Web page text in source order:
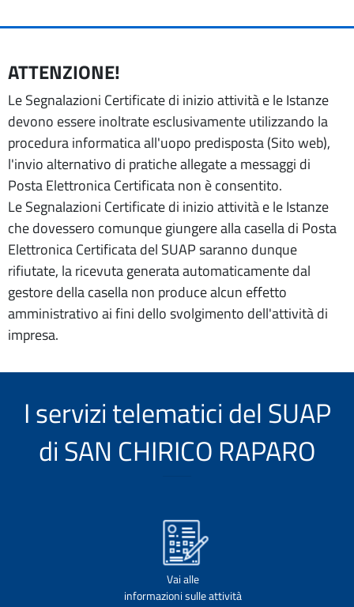
ATTENZIONE!
Le Segnalazioni Certificate di inizio attività e le Istanze
devono essere inoltrate esclusivamente utilizzando la
procedura informatica all'uopo predisposta (Sito web),
l'invio alternativo di pratiche allegate a messaggi di
Posta Elettronica Certificata non è consentito.
Le Segnalazioni Certificate di inizio attività e le Istanze
che dovessero comunque giungere alla casella di Posta
Elettronica Certificata del SUAP saranno dunque
rifiutate, la ricevuta generata automaticamente dal
gestore della casella non produce alcun effetto
amministrativo ai fini dello svolgimento dell'attività di
impresa.
I servizi telematici del SUAP
di SAN CHIRICO RAPARO
Vai alle
informazioni sulle attività